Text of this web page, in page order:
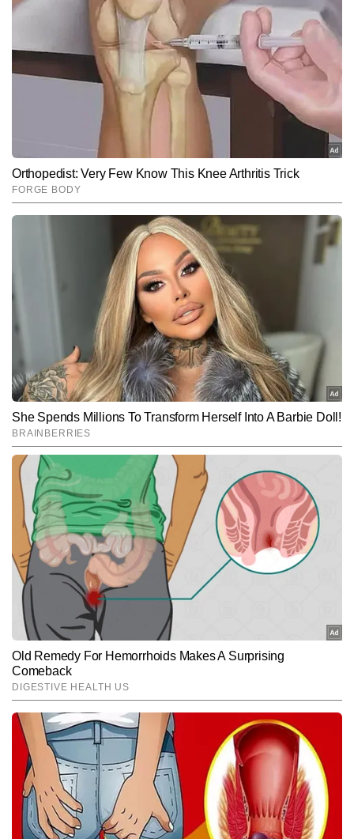
Hindi NewsIndia
AUTHOR
पीयूष कुमार टाइम्स नाउ नवभारत डिजिटल के न्यूज डेस्क पर Senior Copy
Editor के रूप में कार्यरत हैं। देश-दुनिया की हलचल पर उनकी पैनी नजर रहती है
और इन घटनाओं को सटीक, सरल और असरदार अंदाज में खबरों की भाषा देना
उनकी सबसे बड़ी ताकत है। ब्रेकिंग न्यूज की रफ्तार हो या किसी जटिल मुद्दे को
आसान बनाकर समझाने वाले एक्सप्लेनर—पीयूष दोनों में बराबर दक्षता रखते हैं।
न्यूज जजमेंट, फैक्ट-बेस्ड राइटिंग और एंड-टू-एंड कॉपी प्रोडक्शन पर इनकी पकड़
मजबूत है और अबतक 4,000 से अधिक स्टोरी लिख चुके हैं।
Subscribe to our daily Newsletter!